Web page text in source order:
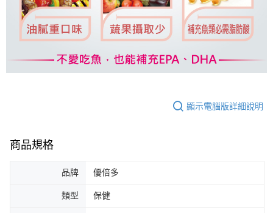
顯示電腦版詳細說明
商品規格
品牌 優倍多
類型 保健